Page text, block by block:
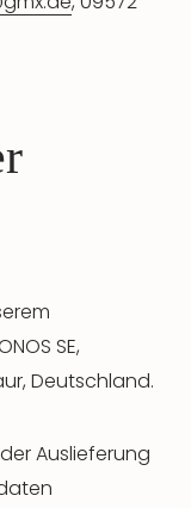
SE,
Deutschland.
Auslieferung